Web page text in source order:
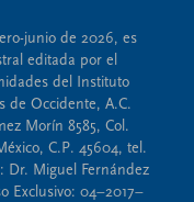
junio de 2026, es
editada por el
del Instituto
de Occidente, A.C.
Morín 8585, Col.
C.P. 45604, tel.
Dr. Miguel Fernández
Exclusivo: 04–2017–